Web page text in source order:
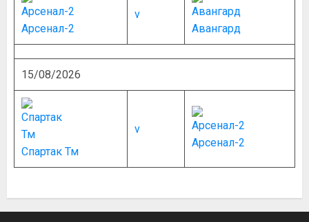
Арсенал-2
v
Авангард
15/08/2026
Спартак Тм
v
Арсенал-2